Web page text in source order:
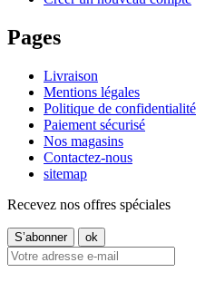
Pages
Livraison
Mentions légales
Politique de confidentialité
Paiement sécurisé
Nos magasins
Contactez-nous
sitemap
Recevez nos offres spéciales